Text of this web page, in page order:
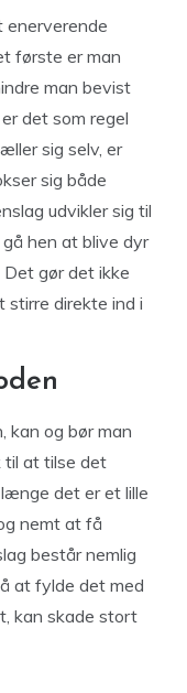
enerverende
første er man
man bevist
det som regel
sig selv, er
sig både
udvikler sig til
hen at blive dyr
gør det ikke
stirre direkte ind i
kan og bør man
til at tilse det
det er et lille
nemt at få
består nemlig
at fylde det med
kan skade stort